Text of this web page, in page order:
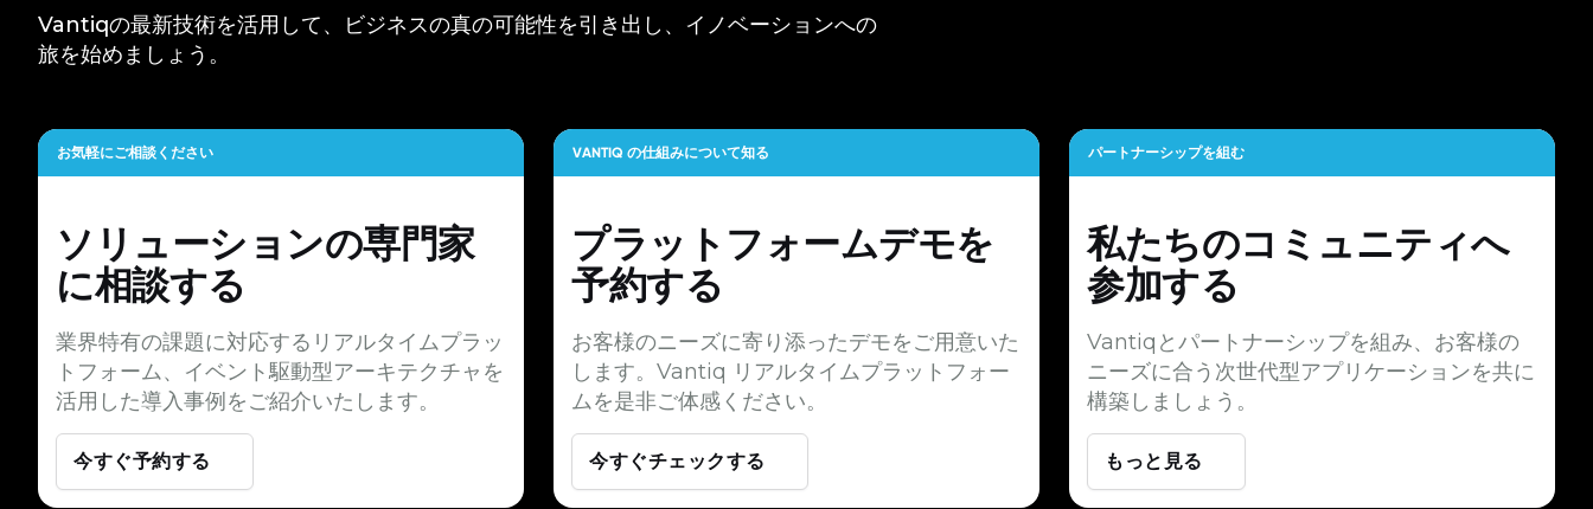
Vantiqの最新技術を活用して、ビジネスの真の可能性を引き出し、イノベーションへの
旅を始めましょう。
お気軽にご相談ください
ソリューションの専門家
に相談する
業界特有の課題に対応するリアルタイムプラッ
トフォーム、イベント駆動型アーキテクチャを
活用した導入事例をご紹介いたします。
今すぐ予約する
VANTIQ の仕組みについて知る
プラットフォームデモを
予約する
お客様のニーズに寄り添ったデモをご用意いた
します。Vantiq リアルタイムプラットフォー
ムを是非ご体感ください。
今すぐチェックする
パートナーシップを組む
私たちのコミュニティへ
参加する
Vantiqとパートナーシップを組み、お客様の
ニーズに合う次世代型アプリケーションを共に
構築しましょう。
もっと見る